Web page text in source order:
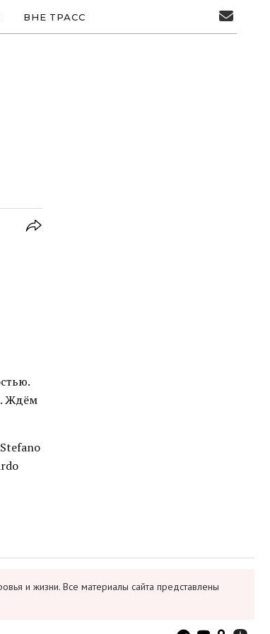
ВНЕ ТРАСС
Ждём
и жизни. Все материалы сайта представлены